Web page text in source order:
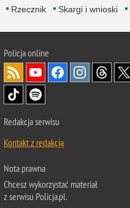
Rzecznik Skargi i wnioski
Policjaonline
Redakcja serwisu
Kontakt z redakcją
Nota prawna
Chcesz wykorzystać materiał
z serwisu Policja.pl.